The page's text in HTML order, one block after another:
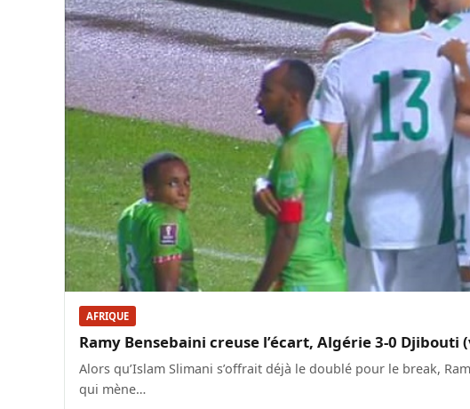
AFRIQUE
Ramy Bensebaini creuse l’écart, Algérie 3-0 Djibouti
Alors qu’Islam Slimani s’offrait déjà le doublé pour le break,
qui mène…